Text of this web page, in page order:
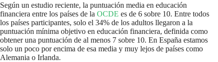
Según un estudio reciente, la puntuación media en educación
financiera entre los países de la OCDE es de 6 sobre 10. Entre todos
los países participantes, solo el 34% de los adultos llegaron a la
puntuación mínima objetivo en educación financiera, definida como
obtener una puntuación de al menos 7 sobre 10. En España estamos
solo un poco por encima de esa media y muy lejos de países como
Alemania o Irlanda.